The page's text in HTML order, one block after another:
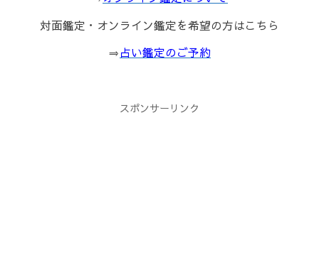
対面鑑定・オンライン鑑定を希望の方はこちら
⇒占い鑑定のご予約
スポンサーリンク